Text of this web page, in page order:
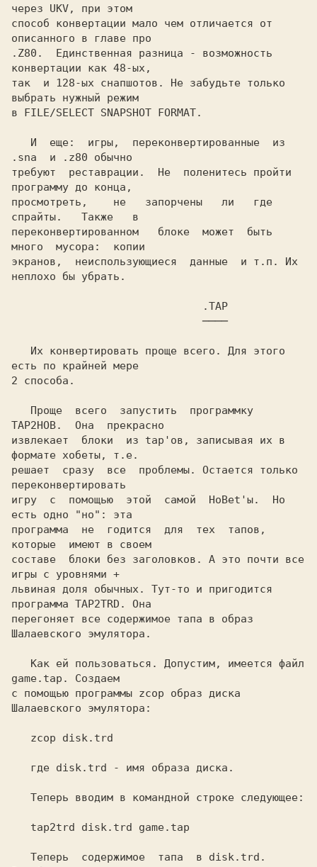
через UKV, при этом
способ конвертации мало чем отличается от
.Z80. Единственная разница - возможность
конвертации как 48-ых,
так  и 128-ых снапшотов. Не забудьте только
выбрать нужный режим
в FILE/SELECT SNAPSHOT FORMAT.
.sna и .z80 обычно
требуют  реставрации.  Не  поленитесь пройти
программу до конца,
просмотреть,    не   запорчены   ли   где
спрайты.   Также   в
переконвертированном   блоке  может  быть
много  мусора:  копии
экранов,  неиспользующиеся  данные  и т.п. Их
неплохо бы убрать.
                          ────
2 способа.
TAP2HOB.
  Она  прекрасно
извлекает  блоки  из tap'ов, записывая их в
формате хобеты, т.е.
решает  сразу  все  проблемы. Остается только
переконвертировать
игру  с  помощью  этой  самой  HoBet'ы.  Но
есть одно "но": эта
программа  не  годится  для  тех  тапов,
которые  имеют в своем
составе  блоки без заголовков. А это почти все
игры с уровнями +
львиная доля обычных. Тут-то и пригодится
программа TAP2TRD.
Она
Шалаевского эмулятора.
   Как ей пользоваться.
game.tap. Создаем
с помощью программы zcop образ диска
Шалаевского эмулятора:
   Теперь  содержимое  тапа  в